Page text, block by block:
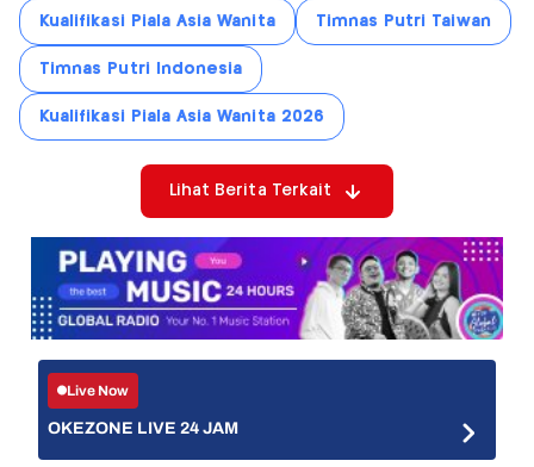
Kualifikasi Piala Asia Wanita Timnas Putri Taiwan
Timnas Putri Indonesia
Kualifikasi Piala Asia Wanita 2026
Lihat Berita Terkait
Live Now
OKEZONE LIVE 24 JAM